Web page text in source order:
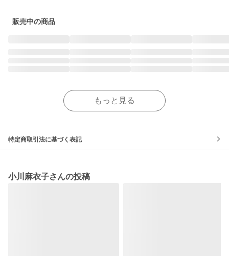
販売中の商品
もっと見る
特定商取引法に基づく表記
小川麻衣子さんの投稿